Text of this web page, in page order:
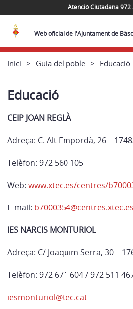
Atenció Ciutadana 972
Web oficial de l'Ajuntament de
Inici Guia del poble Educació
Educació
CEIP JOAN REGLÀ
Adreça: C. Alt Empordà, 26 –
Telèfon: 972 560 105
Web: www.xtec.es/centres/
E-mail: b7000354@centres.xtec.es
IES NARCIS MONTURIOL
Adreça: C/ Joaquim Serra, 30 –
Telèfon: 972 671 604 / 972 511
iesmonturiol@tec.cat